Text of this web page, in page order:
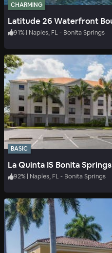
CHARMING
91% | Naples, FL - Bonita Springs
BASIC
La Quinta IS Bonita Springs
92% Naples, FL - Bonita Springs